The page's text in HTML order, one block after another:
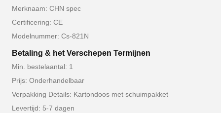
Merknaam: CHN spec
Certificering: CE
Modelnummer: Cs-821N
Betaling & het Verschepen Termijnen
Min. bestelaantal: 1
Prijs: Onderhandelbaar
Verpakking Details: Kartondoos met schuimpakket
Levertijd: 5-7 dagen